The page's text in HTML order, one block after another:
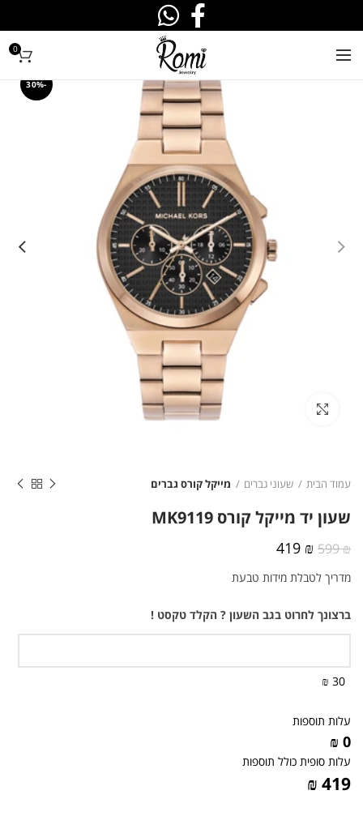
0
-30%
עמוד הבית שעוני גברים מייקל קורס גברים
שעון יד מייקל קורס MK9119
599₪
המחיר
היה:
419 ₪
המחיר
הוא:
מדריך לטבלת מידות טבעת
ברצונך לחרוט בגב השעון ? הקלד טקסט !
30 ₪
עלות תוספות
0 ₪
עלות סופית כולל תוספות
419 ₪